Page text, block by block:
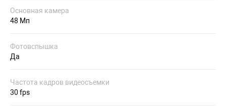
Основная камера
48 Мп
Фотовспышка
Да
Частота кадров видеосъемки
30 fps